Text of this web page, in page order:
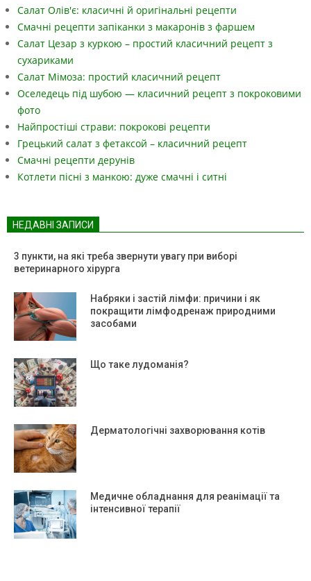
Салат Олів'є: класичні й оригінальні рецепти
Смачні рецепти запіканки з макаронів з фаршем
Салат Цезар з куркою – простий класичний рецепт з
сухариками
Салат Мімоза: простий класичний рецепт
Оселедець під шубою — класичний рецепт з покроковими
фото
Найпростіші страви: покрокові рецепти
Грецький салат з фетаксой – класичний рецепт
Смачні рецепти дерунів
Котлети пісні з манкою: дуже смачні і ситні
НЕДАВНІ ЗАПИСИ
3 пункти, на які треба звернути увагу при виборі
ветеринарного хірурга
Набряки і застій лімфи: причини і як
покращити лімфодренаж природними
засобами
Що таке лудоманія?
Дерматологічні захворювання котів
Медичне обладнання для реанімації та
інтенсивної терапії